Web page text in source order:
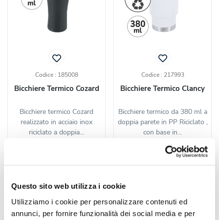
Questo sito web utilizza i cookie
Utilizziamo i cookie per personalizzare contenuti ed
annunci, per fornire funzionalità dei social media e per
Codice : 185008
Bicchiere Termico Cozard
Bicchiere termico Cozard
realizzato in acciaio inox
riciclato a doppia...
PREVENTIVO
Codice : 217993
Bicchiere Termico Clancy
Bicchiere termico da 380 ml a
doppia parete in PP Riciclato ,
con base in...
PREVENTIVO